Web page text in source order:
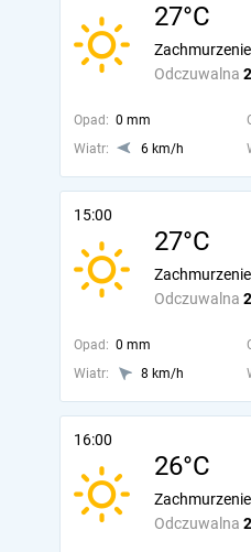
27°C
Odczuwalna
Opad: 0 mm
Wiatr:
6 km/h
15:00
27°C
Odczuwalna
Opad: 0 mm
Wiatr:
8 km/h
16:00
26°C
Odczuwalna